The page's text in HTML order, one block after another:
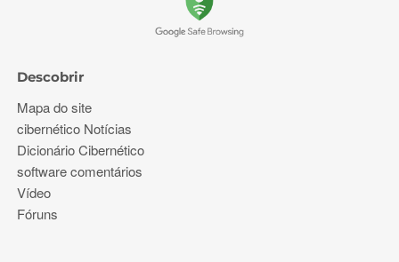
Descobrir
Mapa do site
cibernético Notícias
Dicionário Cibernético
software comentários
Vídeo
Fóruns